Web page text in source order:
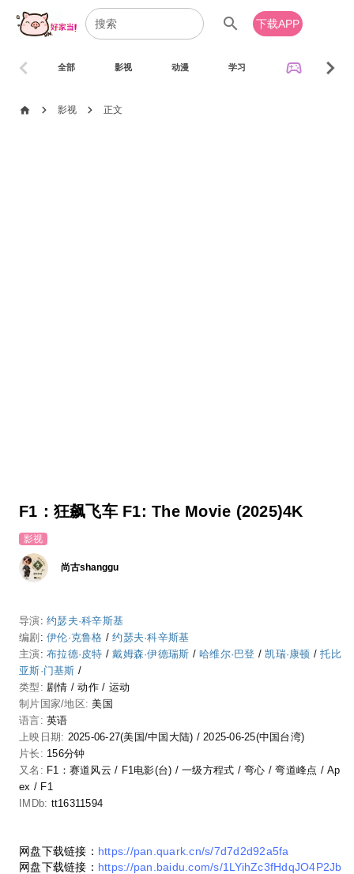
search 下载APP
全部 影视 动漫 学习 sports_esports
chevron_left chevron_right
home chevron_right 影视 chevron_right 正文
F1：狂飙飞车 F1: The Movie (2025)4K
影视
尚古shanggu
导演:约瑟夫·科辛斯基
编剧 :伊伦·克鲁格 /约瑟夫·科辛斯基
主演:布拉德·皮特 /戴姆森·伊德瑞斯 /哈维尔·巴登 /凯瑞·康顿 /托比
亚斯·门基斯 /
类型: 剧情 /动作/ 运动
制片国家/地区: 美国
语言: 英语
上映日期: 2025-06-27(美国/中国大陆) / 2025-06-25(中国台湾)
片长: 156分钟
又名: F1：赛道风云 / F1电影(台) / 一级方程式 / 弯心 / 弯道峰点 / Ap
ex‎ / F1
IMDb: tt16311594
网盘下载链接： https://pan.quark.cn/s/7d7d2d92a5fa
网盘下载链接： https://pan.baidu.com/s/1LYihZc3fHdqJO4P2Jb